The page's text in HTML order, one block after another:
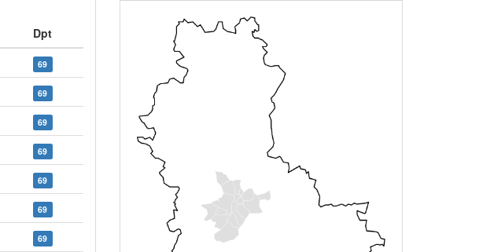
Dpt
69
69
69
69
69
69
69